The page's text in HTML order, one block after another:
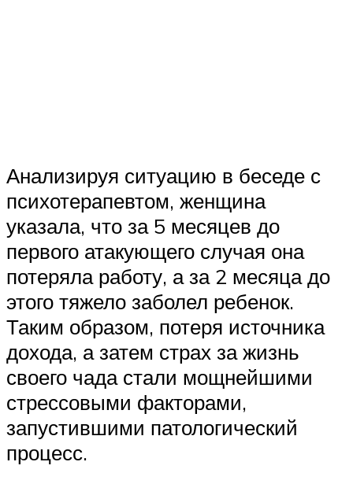
Анализируя ситуацию в беседе с
психотерапевтом, женщина
указала, что за 5 месяцев до
первого атакующего случая она
потеряла работу, а за 2 месяца до
этого тяжело заболел ребенок.
Таким образом, потеря источника
дохода, а затем страх за жизнь
своего чада стали мощнейшими
стрессовыми факторами,
запустившими патологический
процесс.